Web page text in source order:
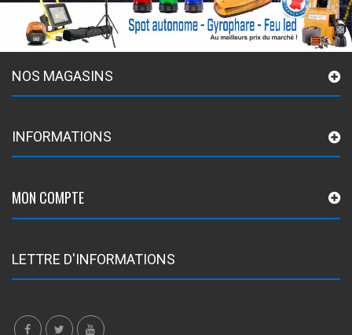
NOS MAGASINS
INFORMATIONS
MON COMPTE
LETTRE D'INFORMATIONS